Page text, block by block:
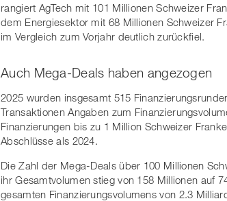
rangiert AgTech mit 101 Millionen Schweizer
dem Energiesektor mit 68 Millionen Schweizer
im Vergleich zum Vorjahr deutlich zurückfiel.
Auch Mega-Deals haben angezogen
2025 wurden insgesamt 515
Transaktionen Angaben zum
Finanzierungen bis zu 1 Million Schweizer
Abschlüsse als 2024.
Die Zahl der Mega-Deals über 100 Millionen
ihr Gesamtvolumen stieg von 158 Millionen auf
gesamten Finanzierungsvolumens von 2.3